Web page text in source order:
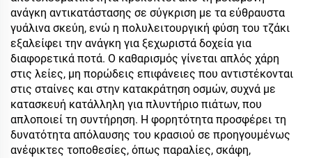
ανάγκη αντικατάστασης σε σύγκριση με τα εύθραυστα
γυάλινα σκεύη, ενώ η πολυλειτουργική φύση του τζάκι
εξαλείφει την ανάγκη για ξεχωριστά δοχεία για
διαφορετικά ποτά. Ο καθαρισμός γίνεται απλός χάρη
στις λείες, μη πορώδεις επιφάνειες που αντιστέκονται
στις σταίνες και στην κατακράτηση οσμών, συχνά με
κατασκευή κατάλληλη για πλυντήριο πιάτων, που
απλοποιεί τη συντήρηση. Η φορητότητα προσφέρει τη
δυνατότητα απόλαυσης του κρασιού σε προηγουμένως
ανέφικτες τοποθεσίες, όπως παραλίες, σκάφη,